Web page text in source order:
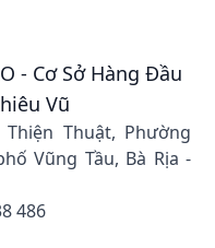
- Cơ Sở Hàng Đầu
Vũ
Thuật, Phường
Vũng Tầu, Bà Rịa -
486